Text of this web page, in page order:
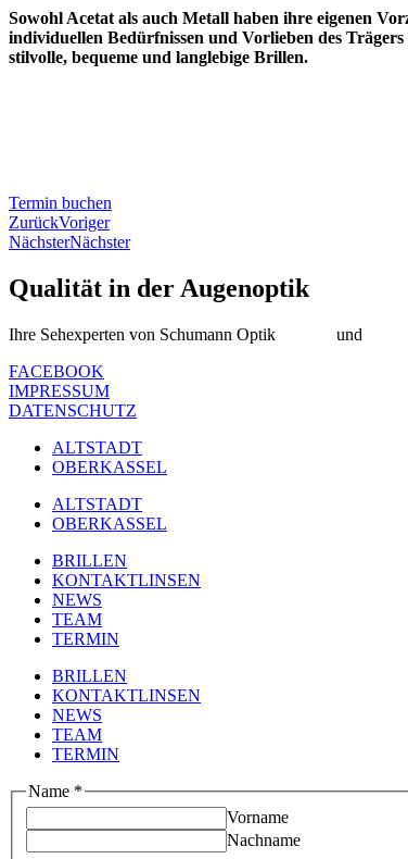
Sowohl Acetat als auch Metall haben ihre eigenen
individuellen Bedürfnissen und Vorlieben des
stilvolle, bequeme und langlebige Brillen.
Termin buchen
ZurückVoriger
NächsterNächster
Qualität in der Augenoptik
Ihre Sehexperten von Schumann Optik und
FACEBOOK
IMPRESSUM
DATENSCHUTZ
ALTSTADT
OBERKASSEL
ALTSTADT
OBERKASSEL
BRILLEN
KONTAKTLINSEN
NEWS
TEAM
TERMIN
BRILLEN
KONTAKTLINSEN
NEWS
TEAM
TERMIN
Name *
Vorname
Nachname